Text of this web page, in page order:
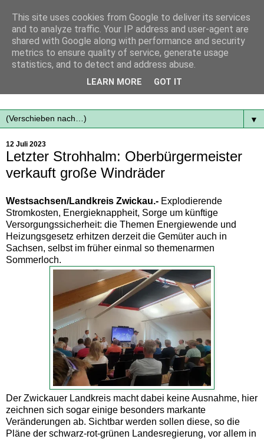
Mit frischen Themen aus der Region immer auf dem
▼
12 Juli 2023
Letzter Strohhalm: Oberbürgermeister
verkauft große Windräder
Westsachsen/Landkreis Zwickau.- Explodierende
Stromkosten, Energieknappheit, Sorge um künftige
Versorgungssicherheit: die Themen Energiewende und
Heizungsgesetz erhitzen derzeit die Gemüter auch in
Sachsen, selbst im früher einmal so themenarmen
Sommerloch.
Der Zwickauer Landkreis macht dabei keine Ausnahme, hier
zeichnen sich sogar einige besonders markante
Veränderungen ab. Sichtbar werden sollen diese, so die
Pläne der schwarz-rot-grünen Landesregierung, vor allem in
This site uses cookies from Google to deliver its services
and to analyze traffic. Your IP address and user-agent are
shared with Google along with performance and security
metrics to ensure quality of service, generate usage
statistics, and to detect and address abuse.
LEARN MORE GOT IT